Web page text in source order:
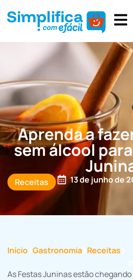
Aprenda a
sem álcool
Receitas 13 de junho de
Início Gastronomia Receitas
As Festas Juninas estão